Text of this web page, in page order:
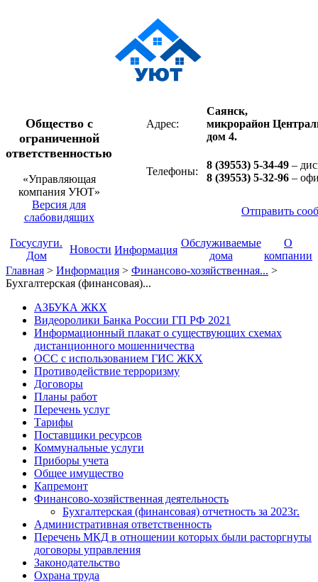
Общество с
ограниченной
ответственностью
«Управляющая
компания УЮТ»
Адрес:
Саянск,
микрорайон
дом 4.
Телефоны:
8 (39553) 5-34-49 –
8 (39553) 5-32-96 –
Версия для
слабовидящих
Отправить
Госуслуги.
Дом
Новости Информация
Обслуживаемые
дома
О
компании
Главная > Информация > Финансово-хозяйственная... >
Бухгалтерская (финансовая)...
АЗБУКА ЖКХ
Видеоролики Банка России ГП РФ 2021
Информационный плакат о существующих схемах
дистанционного мошенничества
ОСС с использованием ГИС ЖКХ
Противодействие терроризму
Договоры
Планы работ
Перечень услуг
Тарифы
Поставщики ресурсов
Коммунальные услуги
Приборы учета
Общее имущество
Капремонт
Финансово-хозяйственная деятельность
Бухгалтерская (финансовая) отчетность за 2023г.
Административная ответственность
Перечень МКД в отношении которых были расторгнуты
договоры управления
Законодательство
Охрана труда